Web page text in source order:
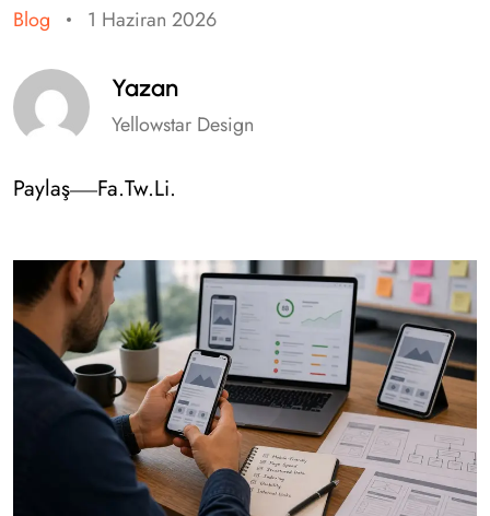
Blog 1 Haziran 2026
Yazan
Yellowstar Design
Paylaş Fa.Tw.Li.